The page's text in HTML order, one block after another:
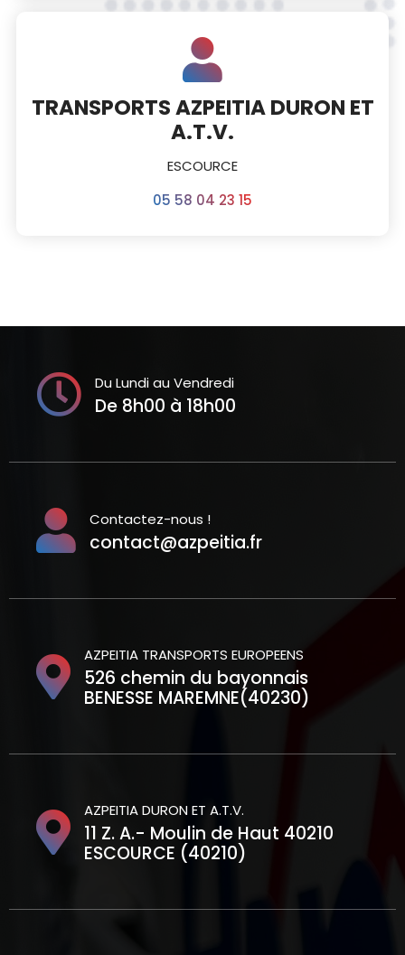
TRANSPORTS AZPEITIA DURON ET
A.T.V.
ESCOURCE
05 58 04 23 15
Du Lundi au Vendredi
De 8h00 à 18h00
Contactez-nous !
contact@azpeitia.fr
AZPEITIA TRANSPORTS EUROPEENS
526 chemin du bayonnais
BENESSE MAREMNE(40230)
AZPEITIA DURON ET A.T.V.
11 Z. A.- Moulin de Haut 40210
ESCOURCE (40210)